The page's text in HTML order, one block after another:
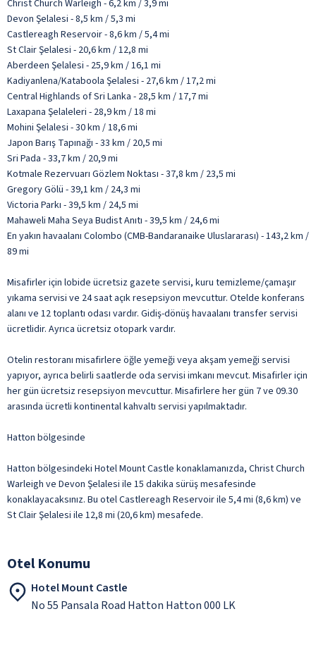
Christ Church Warleigh - 6,2 km / 3,9 mi
Devon Şelalesi - 8,5 km / 5,3 mi
Castlereagh Reservoir - 8,6 km / 5,4 mi
St Clair Şelalesi - 20,6 km / 12,8 mi
Aberdeen Şelalesi - 25,9 km / 16,1 mi
Kadiyanlena/Kataboola Şelalesi - 27,6 km / 17,2 mi
Central Highlands of Sri Lanka - 28,5 km / 17,7 mi
Laxapana Şelaleleri - 28,9 km / 18 mi
Mohini Şelalesi - 30 km / 18,6 mi
Japon Barış Tapınağı - 33 km / 20,5 mi
Sri Pada - 33,7 km / 20,9 mi
Kotmale Rezervuarı Gözlem Noktası - 37,8 km / 23,5 mi
Gregory Gölü - 39,1 km / 24,3 mi
Victoria Parkı - 39,5 km / 24,5 mi
Mahaweli Maha Seya Budist Anıtı - 39,5 km / 24,6 mi
En yakın havaalanı Colombo (CMB-Bandaranaike Uluslararası) - 143,2 km /
89 mi
Misafirler için lobide ücretsiz gazete servisi, kuru temizleme/çamaşır
yıkama servisi ve 24 saat açık resepsiyon mevcuttur. Otelde konferans
alanı ve 12 toplantı odası vardır. Gidiş-dönüş havaalanı transfer servisi
ücretlidir. Ayrıca ücretsiz otopark vardır.
Otelin restoranı misafirlere öğle yemeği veya akşam yemeği servisi
yapıyor, ayrıca belirli saatlerde oda servisi imkanı mevcut. Misafirler için
her gün ücretsiz resepsiyon mevcuttur. Misafirlere her gün 7 ve 09.30
arasında ücretli kontinental kahvaltı servisi yapılmaktadır.
Hatton bölgesinde
Hatton bölgesindeki Hotel Mount Castle konaklamanızda, Christ Church
Warleigh ve Devon Şelalesi ile 15 dakika sürüş mesafesinde
konaklayacaksınız. Bu otel Castlereagh Reservoir ile 5,4 mi (8,6 km) ve
St Clair Şelalesi ile 12,8 mi (20,6 km) mesafede.
Otel Konumu
Hotel Mount Castle
No 55 Pansala Road Hatton Hatton 000 LK